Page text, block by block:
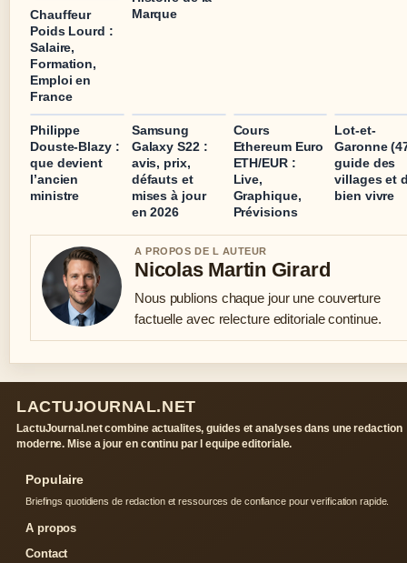
Chauffeur
Poids Lourd :
Salaire,
Formation,
Emploi en
France
Marque
Philippe
Douste-Blazy :
que devient
l’ancien
ministre
Samsung
Galaxy S22 :
avis, prix,
défauts et
mises à jour
en 2026
Cours
Ethereum Euro
ETH/EUR :
Live,
Graphique,
Prévisions
Lot-et-
Garonne
guide des
villages et
bien vivre
A PROPOS DE L AUTEUR
Nicolas Martin Girard
Nous publions chaque jour une couverture
factuelle avec relecture editoriale continue.
LACTUJOURNAL.NET
LactuJournal.net combine actualites, guides et analyses dans une redaction
moderne. Mise a jour en continu par l equipe editoriale.
Populaire
Briefings quotidiens de redaction et ressources de confiance pour verification rapide.
A propos
Contact